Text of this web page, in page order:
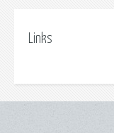
Links